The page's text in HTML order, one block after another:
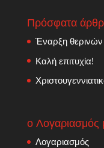
Πρόσφατα
Έναρξη
Καλή επιτυχία!
ο Λογαριασμός
Λογαριασμός